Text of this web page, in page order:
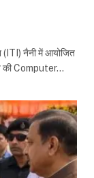
(ITI) नैनी में आयोजित
की Computer…